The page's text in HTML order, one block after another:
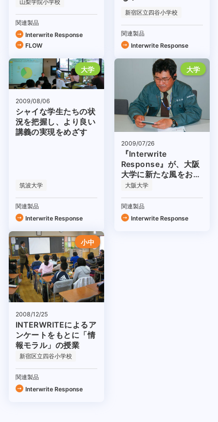
山梨学院小学校
関連製品
Interwrite Response
FLOW
新宿区立四谷小学校
関連製品
Interwrite Response
大学
2009/08/06
シャイな学生たちの状
況を把握し、より良い
講義の実現をめざす
筑波大学
関連製品
Interwrite Response
大学
2009/07/26
『Interwrite
Response』が、大阪
大学に新たな風をおこ
す！
大阪大学
関連製品
Interwrite Response
小中
2008/12/25
INTERWRITEによるア
ンケートをもとに「情
報モラル」の授業
新宿区立四谷小学校
関連製品
Interwrite Response